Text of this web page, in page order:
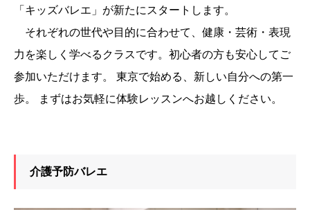
「キッズバレエ」が新たにスタートします。
それぞれの世代や目的に合わせて、健康・芸術・表現
力を楽しく学べるクラスです。初心者の方も安心してご
参加いただけます。 東京で始める、新しい自分への第一
歩。 まずはお気軽に体験レッスンへお越しください。
介護予防バレエ